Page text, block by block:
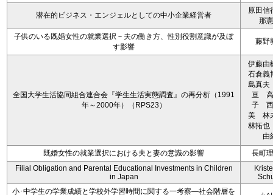
潜在的ビジネス・エンジェルとしての中小企業経営者
原田信
那
子供のいる既婚女性の就業選択－夫の働き方、性別役割意識が及ぼ
す影響
藤野
全国大学生活協同組合連合会『学生生活実態調査』の再分析（1991
年～2000年）（RPS23）
伊藤
石倉
島真
亘 高
子 西
美 林
林拓
由
既婚女性の就業選択における夫と妻の意識の影響
長町
Filial Obligation and Parental Educational Investments in Children
in Japan
小･中学生の学業成績と学校外学習時間に関する一考察―社会階層を